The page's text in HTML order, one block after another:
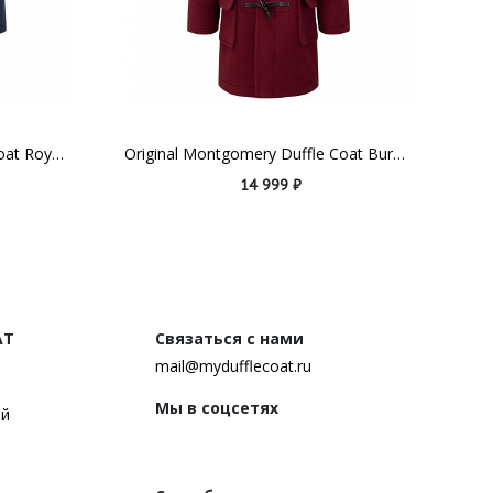
Original Montgomery Duffle Coat Royal Blue (для детей 10-13 лет) Original Montgomery Duffle Coat Burgundy (для детей 10-13 лет)
14 999 ₽
Связаться с нами
mail@mydufflecoat.ru
Мы в соцсетях